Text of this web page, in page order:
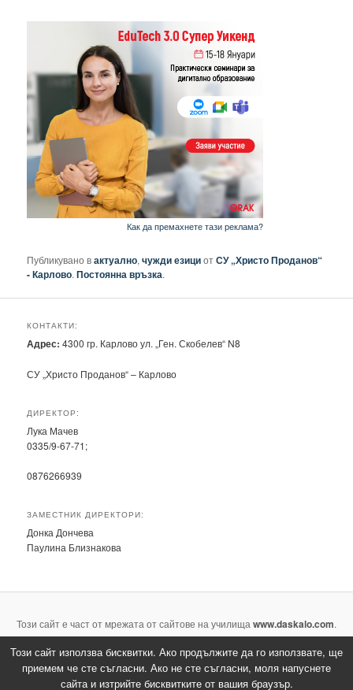
Как да премахнете тази реклама?
Публикувано вактуално,чужди езициотСУ „Христо Проданов“
- Карлово.Постоянна връзка.
КОНТАКТИ:
Адрес:4300 гр. Карлово ул. „Ген. Скобелев“ N8
СУ „Христо Проданов“ – Карлово
ДИРЕКТОР:
Лука Мачев
0335/9-67-71;
0876266939
ЗАМЕСТНИК ДИРЕКТОРИ:
Донка Дончева
Паулина Близнакова
Този сайт е част от мрежата от сайтове на училища www.daskalo.com.
Задвижвано с гордост от WordPress
Този сайт използва бисквитки. Ако продължите да го използвате, ще
приемем че сте съгласни. Ако не сте съгласни, моля напуснете
сайта и изтрийте бисквитките от вашия браузър.